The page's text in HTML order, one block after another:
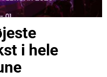
i hele